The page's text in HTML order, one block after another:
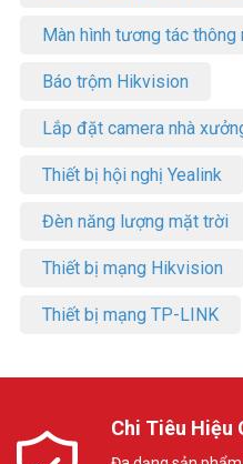
Màn hình tương tác thông
Báo trộm Hikvision
Lắp đặt camera nhà
Thiết bị hội nghị Yealink
Đèn năng lượng mặt trời
Thiết bị mạng Hikvision
Thiết bị mạng TP-LINK
Chi Tiêu Hiệu